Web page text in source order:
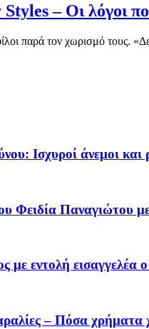
– Οι λόγοι
παρά τον χωρισμό τους.
Ισχυροί άνεμοι
Φειδία
εντολή εισαγγελέα
– Πόσα χρήματα